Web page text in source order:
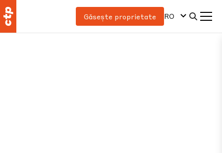
Găsește proprietate RO